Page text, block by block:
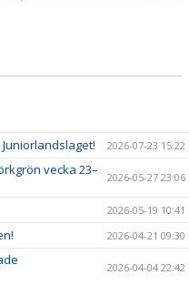
2026-07-23 15:22
vecka 23–
2026-05-27 23:06
2026-05-19 10:41
2026-04-21 09:30
2026-04-04 22:42